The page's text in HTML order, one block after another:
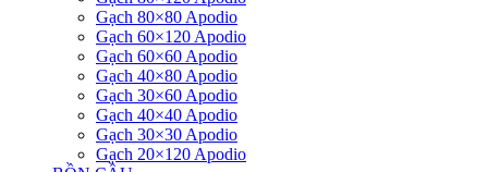
Gạch 80×80 Apodio
Gạch 60×120 Apodio
Gạch 60×60 Apodio
Gạch 40×80 Apodio
Gạch 30×60 Apodio
Gạch 40×40 Apodio
Gạch 30×30 Apodio
Gạch 20×120 Apodio